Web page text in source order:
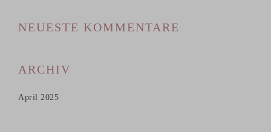
NEUESTE KOMMENTARE
ARCHIV
April 2025